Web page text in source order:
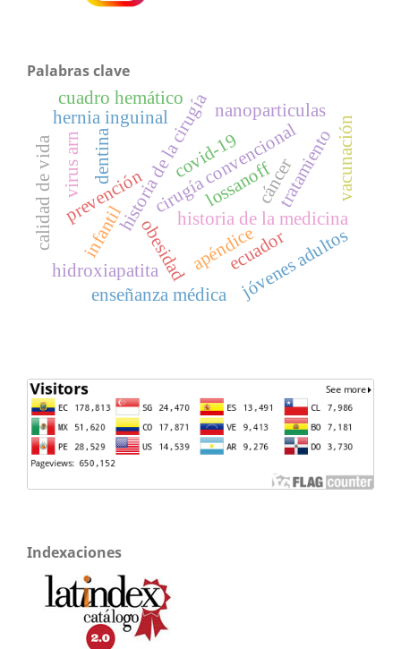
Palabras clave
historia de la medicina
cirugía convencional
historia de la cirugía
ecuador
obesidad
infantil
prevención tratamiento
nanoparticulas
hidroxiapatita
dentina
jóvenes adultos
apéndice
hernia inguinal
lossanoff
calidad de vida covid-19
virus arn vacunación
cuadro hemático
cáncer
enseñanza médica
Indexaciones